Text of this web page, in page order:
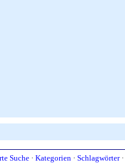
Suche· Kategorien· Schlagwörter·